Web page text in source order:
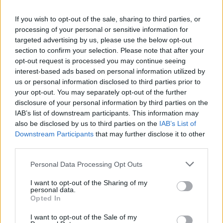
If you wish to opt-out of the sale, sharing to third parties, or
processing of your personal or sensitive information for
targeted advertising by us, please use the below opt-out
section to confirm your selection. Please note that after your
opt-out request is processed you may continue seeing
interest-based ads based on personal information utilized by
us or personal information disclosed to third parties prior to
your opt-out. You may separately opt-out of the further
disclosure of your personal information by third parties on the
IAB’s list of downstream participants. This information may
also be disclosed by us to third parties on the IAB’s List of
Downstream Participants that may further disclose it to other
Personal Data Processing Opt Outs
I want to opt-out of the Sharing of my
personal data.
Opted In
I want to opt-out of the Sale of my
Όμιλος Σαρακάκη: Παραχώρησε το νέο Maxus T60 Max
στην ΕΠΟΜΕΑ Βιλίων
6 Αυγούστου 2026
Ν. Χαρδαλιάς: «Με το Παρατηρητήριο Έργων η
Περιφέρεια αποκτά ένα πρωτοποριακό ψηφιακό
εργαλείο λογοδοσίας»
6 Αυγούστου 2026
Δήμος Αθηναίων: 43 σχολικές αυλές γίνονται πιο
πράσινες και πιο δροσερές
5 Αυγούστου 2026
Η FARIA Renewables προχώρησε στην ηλεκτροδότηση
του αιολικού πάρκου Faria Αίολος Λάρυμνα
5 Αυγούστου 2026